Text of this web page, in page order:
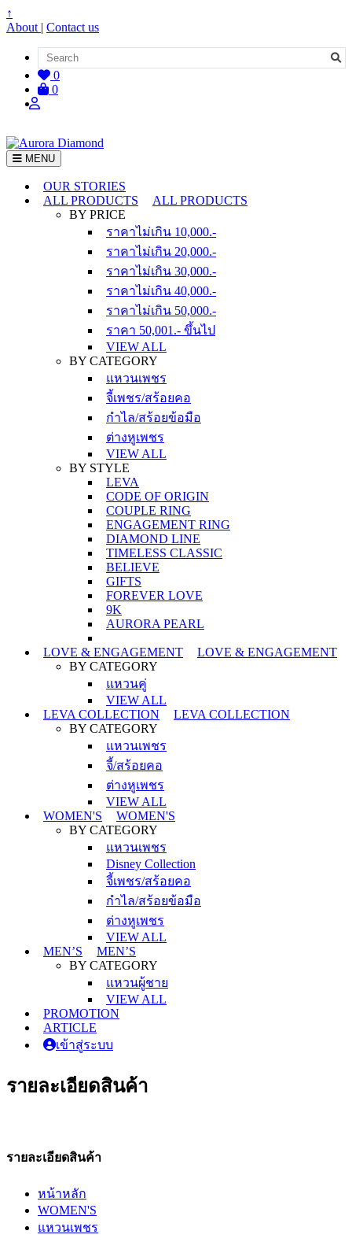
↑
About | Contact us
0
0
MENU
OUR STORIES
ALL PRODUCTS
ALL PRODUCTS
BY PRICE
ราคาไม่เกิน 10,000.-
ราคาไม่เกิน 20,000.-
ราคาไม่เกิน 30,000.-
ราคาไม่เกิน 40,000.-
ราคาไม่เกิน 50,000.-
ราคา 50,001.- ขึ้นไป
VIEW ALL
BY CATEGORY
แหวนเพชร
จี้เพชร/สร้อยคอ
กำไล/สร้อยข้อมือ
ต่างหูเพชร
VIEW ALL
BY STYLE
LEVA
CODE OF ORIGIN
COUPLE RING
ENGAGEMENT RING
DIAMOND LINE
TIMELESS CLASSIC
BELIEVE
GIFTS
FOREVER LOVE
9K
AURORA PEARL
LOVE & ENGAGEMENT
LOVE & ENGAGEMENT
BY CATEGORY
แหวนคู่
VIEW ALL
LEVA COLLECTION
LEVA COLLECTION
BY CATEGORY
แหวนเพชร
จี้/สร้อยคอ
ต่างหูเพชร
VIEW ALL
WOMEN'S
WOMEN'S
BY CATEGORY
แหวนเพชร
Disney Collection
จี้เพชร/สร้อยคอ
กำไล/สร้อยข้อมือ
ต่างหูเพชร
VIEW ALL
MEN’S
MEN’S
BY CATEGORY
แหวนผู้ชาย
VIEW ALL
PROMOTION
ARTICLE
เข้าสู่ระบบ
รายละเอียดสินค้า
รายละเอียดสินค้า
หน้าหลัก
WOMEN'S
แหวนเพชร